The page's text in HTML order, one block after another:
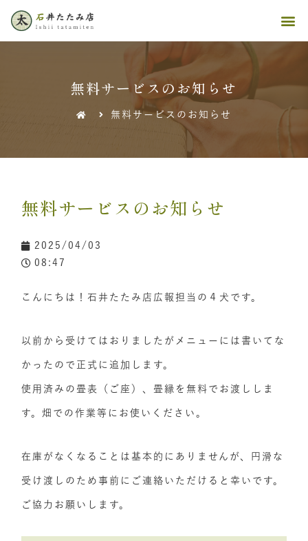
無料サービスのお知らせ
無料サービスのお知らせ
無料サービスのお知らせ
2025/04/03
08:47
こんにちは！石井たたみ店広報担当の４犬です。
以前から受けてはおりましたがメニューには書いてな
かったので正式に追加します。
使用済みの畳表（ご座）、畳縁を無料でお渡ししま
す。畑での作業等にお使いください。
在庫がなくなることは基本的にありませんが、円滑な
受け渡しのため事前にご連絡いただけると幸いです。
ご協力お願いします。